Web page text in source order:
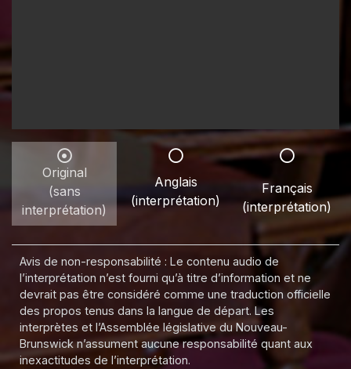
Original
(sans
interprétation)
Anglais
(interprétation)
Français
(interprétation)
Avis de non-responsabilité : Le contenu audio de
l’interprétation n’est fourni qu’à titre d’information et ne
devrait pas être considéré comme une traduction officielle
des propos tenus dans la langue de départ. Les
interprètes et l’Assemblée législative du Nouveau-
Brunswick n’assument aucune responsabilité quant aux
inexactitudes de l’interprétation.